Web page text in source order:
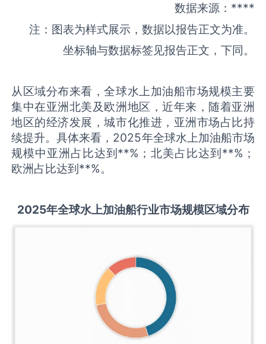
数据来源：****
注：图表为样式展示，数据以报告正文为准。
坐标轴与数据标签见报告正文，下同。
从区域分布来看，全球水上加油船市场规模主要
集中在亚洲北美及欧洲地区，近年来，随着亚洲
地区的经济发展，城市化推进，亚洲市场占比持
续提升。具体来看，2025年全球水上加油船市场
规模中亚洲占比达到**%；北美占比达到**%；
欧洲占比达到**%。
2025年全球水上加油船行业市场规模区域分布